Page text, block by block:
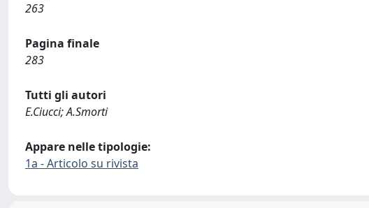
263
Pagina finale
283
Tutti gli autori
E.Ciucci; A.Smorti
Appare nelle tipologie:
1a - Articolo su rivista